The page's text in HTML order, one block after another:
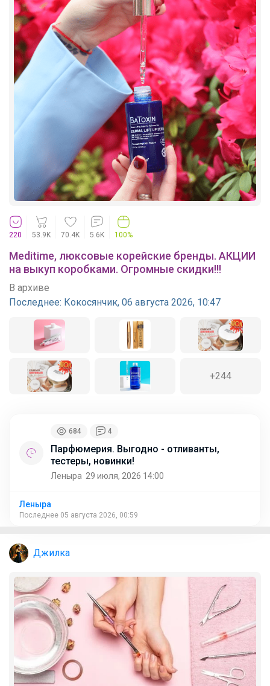
220 53.9K 70.4K 5.6K 100%
Meditime, люксовые корейские бренды. АКЦИИ
на выкуп коробками. Огромные скидки!!!
В архиве
Последнее:
Кокосянчик, 06 августа 2026, 10:47
+244
684 4
Парфюмерия. Выгодно - отливанты,
тестеры, новинки!
Леныра 29 июля, 2026 14:00
Леныра
Последнее 05 августа 2026, 00:59
Джилка